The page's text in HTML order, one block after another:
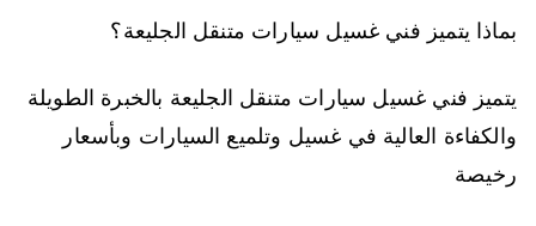
بماذا يتميز فني غسيل سيارات متنقل الجليعة؟
يتميز فني غسيل سيارات متنقل الجليعة بالخبرة الطويلة
والكفاءة العالية في غسيل وتلميع السيارات وبأسعار
رخيصة